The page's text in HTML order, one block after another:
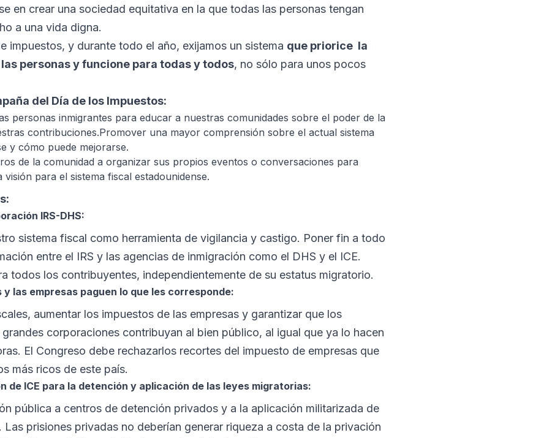
en crear una sociedad equitativa en la que todas las personas tengan
a una vida digna.
impuestos, y durante todo el año, exijamos un sistema que priorice la
personas y funcione para todas y todos, no sólo para unos pocos
del Día de los Impuestos:
personas inmigrantes para educar a nuestras comunidades sobre el poder de la
contribuciones.Promover una mayor comprensión sobre el actual sistema
y cómo puede mejorarse.
de la comunidad a organizar sus propios eventos o conversaciones para
para el sistema fiscal estadounidense.
IRS-DHS:
sistema fiscal como herramienta de vigilancia y castigo. Poner fin a todo
entre el IRS y las agencias de inmigración como el DHS y el ICE.
todos los contribuyentes, independientemente de su estatus migratorio.
y las empresas paguen lo que les corresponde:
aumentar los impuestos de las empresas y garantizar que los
corporaciones contribuyan al bien público, al igual que ya lo hacen
El Congreso debe rechazarlos recortes del impuesto de empresas que
más ricos de este país.
de ICE para la detención y aplicación de las leyes migratorias:
pública a centros de detención privados y a la aplicación militarizada de
Las prisiones privadas no deberían generar riqueza a costa de la privación